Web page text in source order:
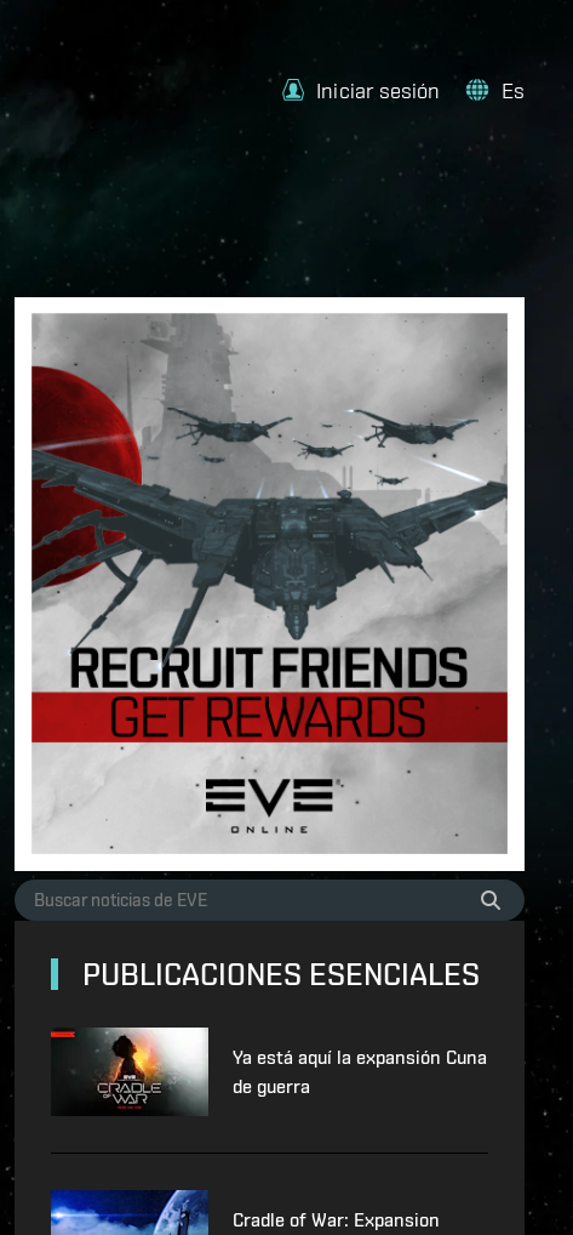
Iniciar sesión Es
PUBLICACIONES ESENCIALES
Ya está aquí la expansión Cuna
de guerra
Cradle of War: Expansion